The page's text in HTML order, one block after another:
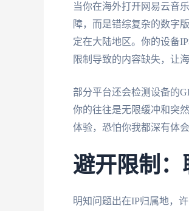
当你在海外打开网易云音
障，而是错综复杂的数字
定在大陆地区。你的设备
限制导致的内容缺失，让
部分平台还会检测设备的
你的往往是无限缓冲和突
体验，恐怕你我都深有体会
避开限制
明知问题出在IP归属地，